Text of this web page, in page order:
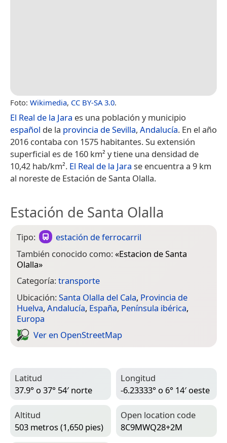
Foto: Wikimedia, CC BY-SA 3.0.
El Real de la Jara es una población y municipio
español de la provincia de Sevilla, Andalucía. En el año
2016 contaba con 1575 habitantes.​ Su extensión
superficial es de 160 km² y tiene una densidad de
10,42 hab/km². El Real de la Jara se encuentra a 9 km
al noreste de Estación de Santa Olalla.
Estación de Santa Olalla
Tipo:
estación de ferrocarril
También conocido como:«Estacion de Santa
Olalla»
Categoría:transporte
Ubicación:Santa Olalla del Cala, Provincia de
Huelva, Andalucía, España, Península ibérica,
Europa
Ver en Open­Street­Map
Latitud
37.9° o 37° 54′ norte
Longitud
-6.23333° o 6° 14′ oeste
Altitud
503 metros (1,650 pies)
Open location code
8C9MWQ28+2M